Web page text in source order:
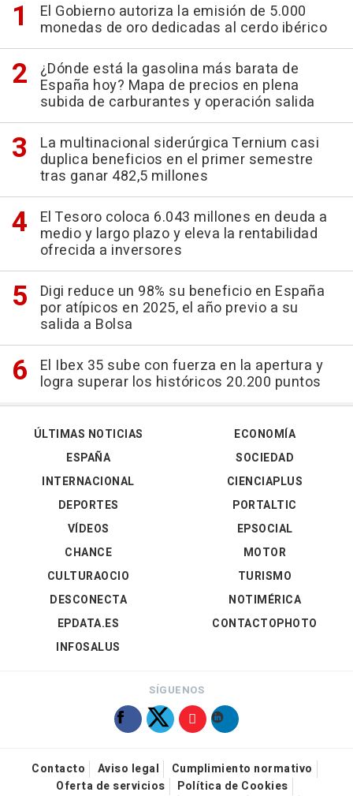
El Gobierno autoriza la emisión de 5.000
monedas de oro dedicadas al cerdo ibérico
¿Dónde está la gasolina más barata de
España hoy? Mapa de precios en plena
subida de carburantes y operación salida
La multinacional siderúrgica Ternium casi
duplica beneficios en el primer semestre
tras ganar 482,5 millones
El Tesoro coloca 6.043 millones en deuda a
medio y largo plazo y eleva la rentabilidad
ofrecida a inversores
Digi reduce un 98% su beneficio en España
por atípicos en 2025, el año previo a su
salida a Bolsa
El Ibex 35 sube con fuerza en la apertura y
logra superar los históricos 20.200 puntos
ÚLTIMAS NOTICIAS
ESPAÑA
INTERNACIONAL
DEPORTES
VÍDEOS
ECONOMÍA
SOCIEDAD
CIENCIAPLUS
PORTALTIC
EPSOCIAL
CHANCE
CULTURAOCIO
DESCONECTA
EPDATA.ES
INFOSALUS
MOTOR
TURISMO
NOTIMÉRICA
CONTACTOPHOTO
SÍGUENOS
Contacto Aviso legal
Cumplimiento normativo
Oferta de servicios
Política de Cookies